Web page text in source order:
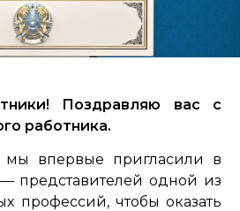
Поздравляю вас с
работника.
впервые пригласили в
представителей одной из
профессий, чтобы оказать